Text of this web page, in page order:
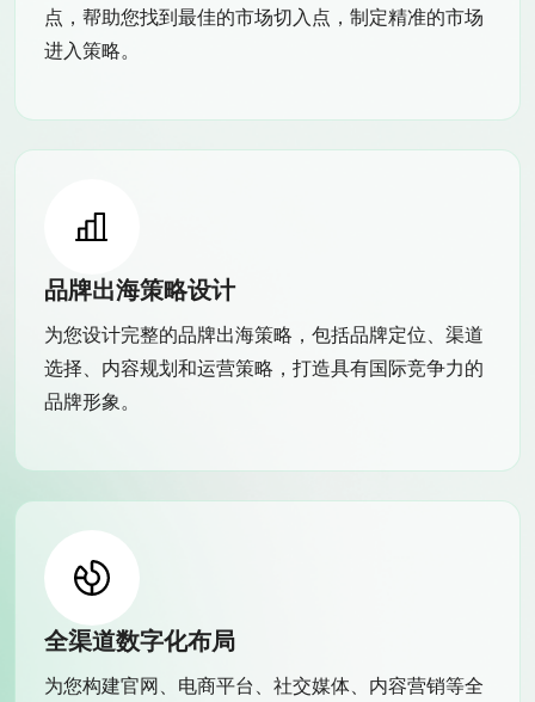
点，帮助您找到最佳的市场切入点，制定精准的市场
进入策略。
品牌出海策略设计
为您设计完整的品牌出海策略，包括品牌定位、渠道
选择、内容规划和运营策略，打造具有国际竞争力的
品牌形象。
全渠道数字化布局
为您构建官网、电商平台、社交媒体、内容营销等全